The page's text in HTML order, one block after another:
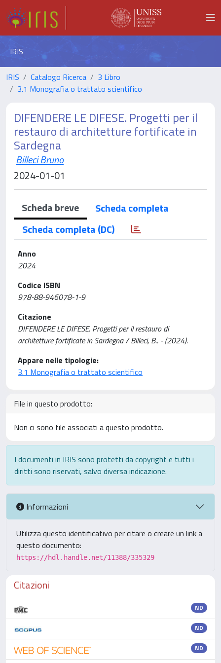
IRIS
IRIS Catalogo Ricerca
3 Libro
3.1 Monografia o trattato scientifico
DIFENDERE LE DIFESE. Progetti per il
restauro di architetture fortificate in
Sardegna
Billeci Bruno
2024-01-01
Scheda breve
Scheda completa
Scheda completa (DC)
Anno
2024
Codice ISBN
978-88-946078-1-9
Citazione
DIFENDERE LE DIFESE. Progetti per il restauro di
architetture fortificate in Sardegna / Billeci, B.. - (2024).
Appare nelle tipologie:
3.1 Monografia o trattato scientifico
File in questo prodotto:
Non ci sono file associati a questo prodotto.
I documenti in IRIS sono protetti da copyright e tutti i
diritti sono riservati, salvo diversa indicazione.
Informazioni
Utilizza questo identificativo per citare o creare un link a
questo documento:
https://hdl.handle.net/11388/335329
Citazioni
ND
ND
ND